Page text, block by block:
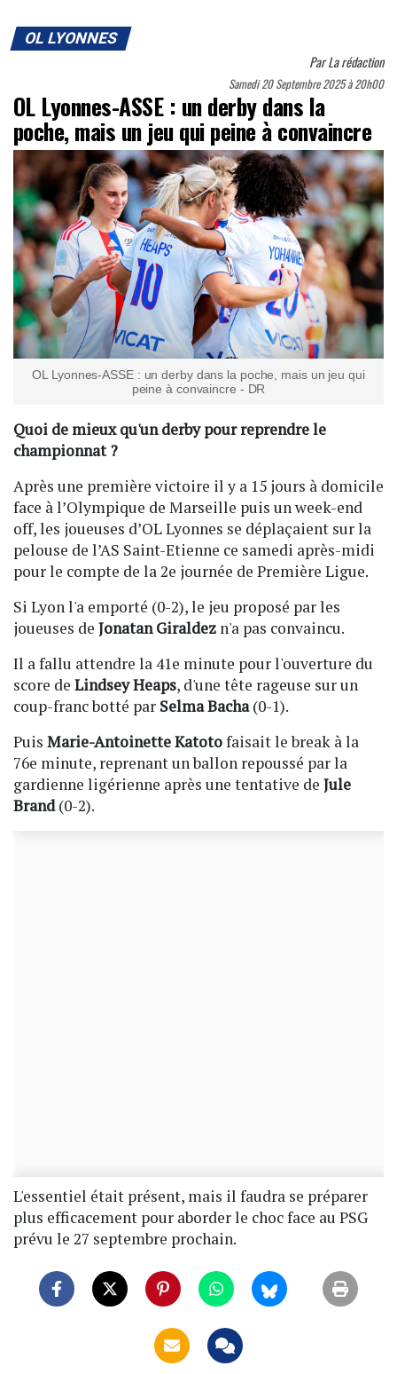
OL LYONNES
ParLa rédaction
Samedi 20 Septembre 2025 à 20h00
OL Lyonnes-ASSE : un derby dans la
poche, mais un jeu qui peine à convaincre
OL Lyonnes-ASSE : un derby dans la poche, mais un jeu qui
peine à convaincre - DR
Quoi de mieux qu'un derby pour reprendre le
championnat ?
Après une première victoire il y a 15 jours à domicile
face à l’Olympique de Marseille puis un week-end
off, les joueuses d’OL Lyonnes se déplaçaient sur la
pelouse de l’AS Saint-Etienne ce samedi après-midi
pour le compte de la 2e journée de Première Ligue.
Si Lyon l'a emporté (0-2), le jeu proposé par les
joueuses de Jonatan Giraldez n'a pas convaincu.
Il a fallu attendre la 41e minute pour l'ouverture du
score de Lindsey Heaps, d'une tête rageuse sur un
coup-franc botté par Selma Bacha(0-1).
Puis Marie-Antoinette Katotofaisait le break à la
76e minute, reprenant un ballon repoussé par la
gardienne ligérienne après une tentative de Jule
Brand(0-2).
L'essentiel était présent, mais il faudra se préparer
plus efficacement pour aborder le choc face au PSG
prévu le 27 septembre prochain.